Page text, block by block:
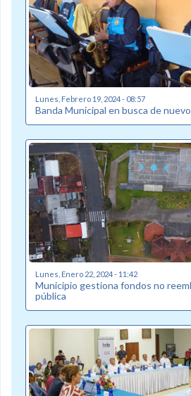
Lunes, Febrero 19, 2024 - 08:57
Banda Municipal en busca de
Lunes, Enero 22, 2024 - 11:42
Municipio gestiona fondos no
pública